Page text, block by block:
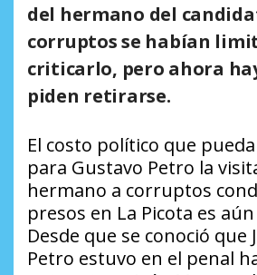
del hermano del
corruptos se habían
criticarlo, pero ahora
piden retirarse.
El costo político que
para Gustavo Petro la
hermano a corruptos
presos en La Picota es
Desde que se conoció que
Petro estuvo en el penal